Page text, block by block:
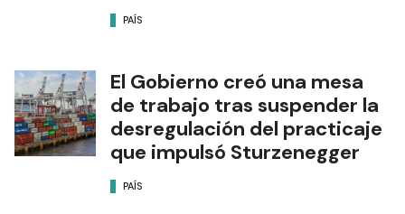
PAÍS
El Gobierno creó una mesa
de trabajo tras suspender la
desregulación del practicaje
que impulsó Sturzenegger
PAÍS